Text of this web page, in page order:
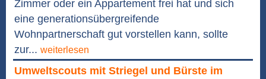
Zimmer oder ein Appartement frei hat und sich
eine generationsübergreifende
Wohnpartnerschaft gut vorstellen kann, sollte
zur... weiterlesen
Umweltscouts mit Striegel und Bürste im